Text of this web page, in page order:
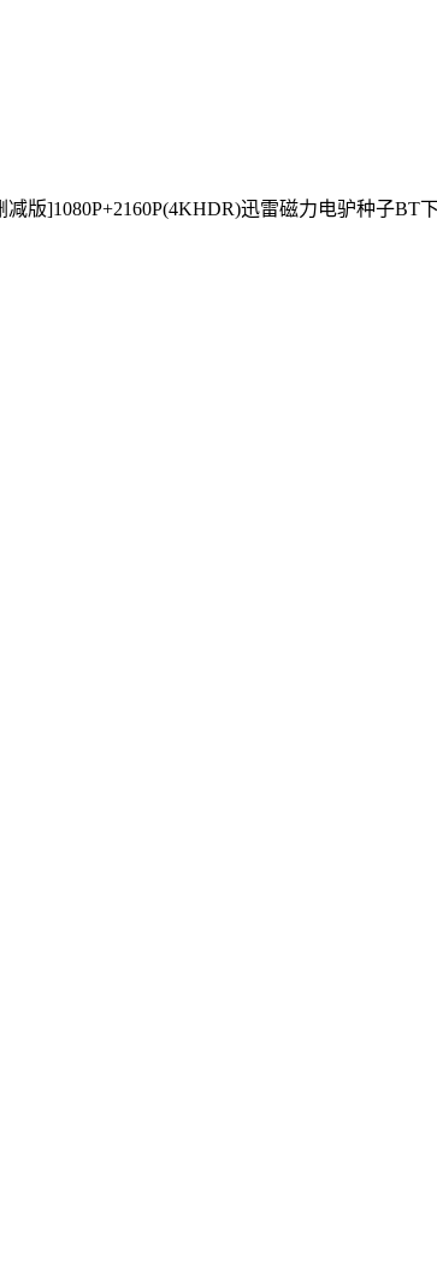
版]1080P+2160P(4KHDR)迅雷磁力电驴种子BT